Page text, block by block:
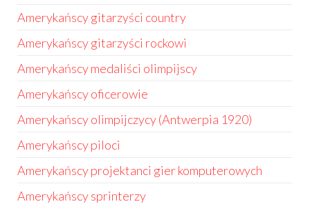
Amerykańscy gitarzyści country
Amerykańscy gitarzyści rockowi
Amerykańscy medaliści olimpijscy
Amerykańscy oficerowie
Amerykańscy olimpijczycy (Antwerpia 1920)
Amerykańscy piloci
Amerykańscy projektanci gier komputerowych
Amerykańscy sprinterzy